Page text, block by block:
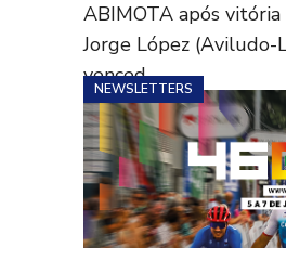
ABIMOTA após
Jorge López
venced...
NEWSLETTERS